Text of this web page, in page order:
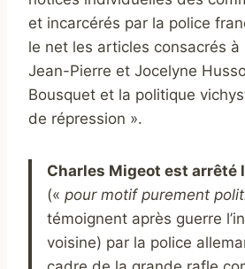
et incarcérés par la police
le net les articles consacrés à
Jean-Pierre et Jocelyne
Bousquet et la politique
de répression ».
Charles Migeot est arrêté
(« pour motif purement
témoignent après guerre
voisine) par la police